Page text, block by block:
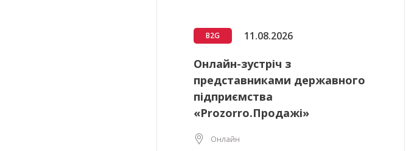
B2G 11.08.2026
Онлайн-зустріч з
представниками державного
підприємства
«Prozorro.Продажі»
Онлайн